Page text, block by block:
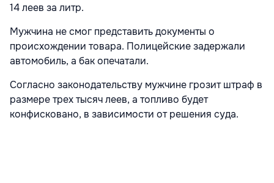
14 леев за литр.
Мужчина не смог представить документы о
происхождении товара. Полицейские задержали
автомобиль, а бак опечатали.
Согласно законодательству мужчине грозит штраф в
размере трех тысяч леев, а топливо будет
конфисковано, в зависимости от решения суда.